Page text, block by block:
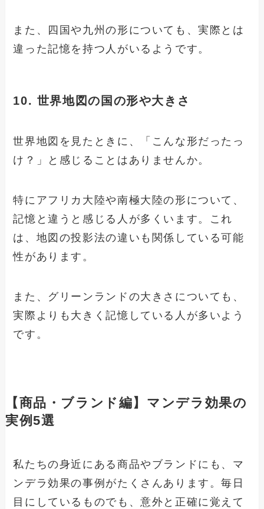
また、四国や九州の形についても、実際とは
違った記憶を持つ人がいるようです。
10. 世界地図の国の形や大きさ
世界地図を見たときに、「こんな形だったっ
け？」と感じることはありませんか。
特にアフリカ大陸や南極大陸の形について、
記憶と違うと感じる人が多くいます。これ
は、地図の投影法の違いも関係している可能
性があります。
また、グリーンランドの大きさについても、
実際よりも大きく記憶している人が多いよう
です。
【商品・ブランド編】マンデラ効果の
実例5選
私たちの身近にある商品やブランドにも、マ
ンデラ効果の事例がたくさんあります。毎日
目にしているものでも、意外と正確に覚えて